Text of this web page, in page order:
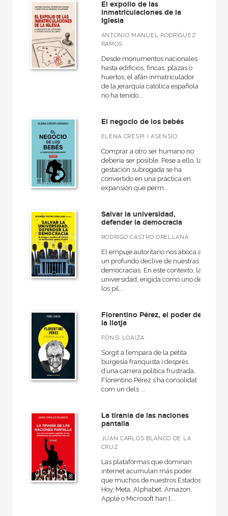
A fondo
Anverso
Básica de bolsillo
Básica de Bolsillo  Serie Cien palabras
Biografías
Cuestiones de antagonismo
Educación
Grandes temas  Gran formato
VER TODAS... (23)
NUESTROS FORMATOS
Cartoné
Ebook
Ebook
CATÁLOGOS PDF
Catálogos PDF
El expolio de las
inmatriculaciones de la
Iglesia
ANTONIO MANUEL RODRÍGUEZ
RAMOS
Desde monumentos nacionales
hasta edificios, fincas, plazas o
huertos, el afán inmatriculador
de la jerarquía católica española
no ha tenido...
El negocio de los bebés
ELENA CRESPI I ASENSIO
Comprar a otro ser humano no
debería ser posible. Pese a ello, la
gestación subrogada se ha
convertido en una práctica en
expansión que perm...
Salvar la universidad,
defender la democracia
RODRIGO CASTRO ORELLANA
El empuje autoritario nos aboca a
un profundo declive de nuestras
democracias. En este contexto, la
universidad, erigida como uno de
los pil...
Florentino Pérez, el poder de
la llotja
FONSI LOAIZA
Sorgit a l’empara de la petita
burgesia franquista i després
d’una carrera política frustrada,
Florentino Pérez s’ha consolidat
com un dels ...
La tiranía de las naciones
pantalla
JUAN CARLOS BLANCO DE LA
CRUZ
Las plataformas que dominan
internet acumulan más poder
que muchos de nuestros Estados.
Hoy, Meta, Alphabet, Amazon,
Apple o Microsoft han l...